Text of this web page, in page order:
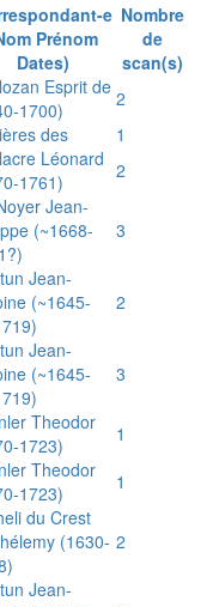
e
Prénom
Dates)
Nombre
de
scan(s)
Esprit de
1700)
2
des
1
Léonard
1761)
2
Jean-
(~1668-
3
Jean-
(~1645-
2
Jean-
(~1645-
3
Theodor
1723)
1
Theodor
1723)
1
du Crest
(1630- 2
Jean-